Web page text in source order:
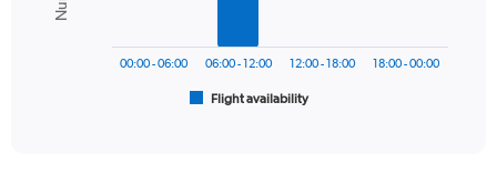
The
Flight availability
00:00 - 06:00 06:00 - 12:00 12:00 - 18:00 18:00 - 00:00